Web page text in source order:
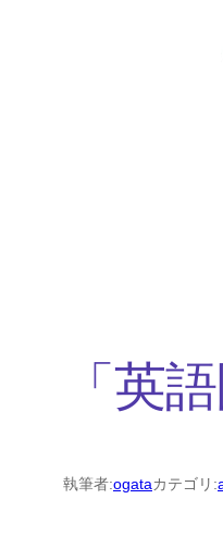
「英
執筆者:ogataカテゴリ: